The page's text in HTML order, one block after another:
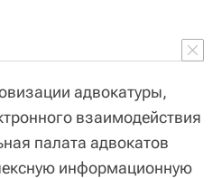
адвокатуры,
взаимодействия
палата адвокатов
информационную